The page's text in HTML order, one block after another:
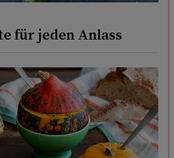
für jeden Anlass